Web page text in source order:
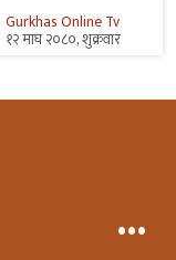
Gurkhas Online Tv
१२ माघ २०८०, शुक्रवार
...